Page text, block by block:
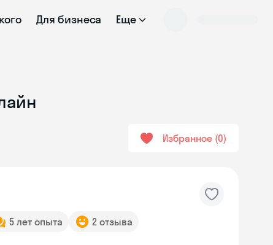
Для бизнеса Еще
Избранное 0
5 лет опыта 2 отзыва